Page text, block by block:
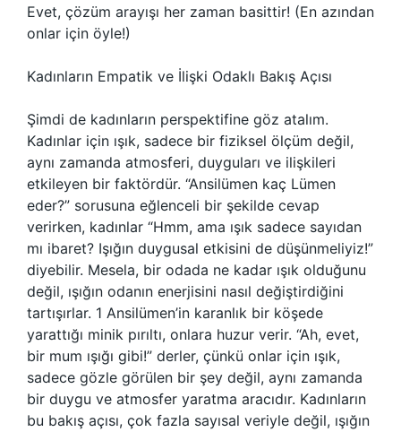
Evet, çözüm arayışı her zaman basittir! (En azından
onlar için öyle!)
Kadınların Empatik ve İlişki Odaklı Bakış Açısı
Şimdi de kadınların perspektifine göz atalım.
Kadınlar için ışık, sadece bir fiziksel ölçüm değil,
aynı zamanda atmosferi, duyguları ve ilişkileri
etkileyen bir faktördür. “Ansilümen kaç Lümen
eder?” sorusuna eğlenceli bir şekilde cevap
verirken, kadınlar “Hmm, ama ışık sadece sayıdan
mı ibaret? Işığın duygusal etkisini de düşünmeliyiz!”
diyebilir. Mesela, bir odada ne kadar ışık olduğunu
değil, ışığın odanın enerjisini nasıl değiştirdiğini
tartışırlar. 1 Ansilümen’in karanlık bir köşede
yarattığı minik pırıltı, onlara huzur verir. “Ah, evet,
bir mum ışığı gibi!” derler, çünkü onlar için ışık,
sadece gözle görülen bir şey değil, aynı zamanda
bir duygu ve atmosfer yaratma aracıdır. Kadınların
bu bakış açısı, çok fazla sayısal veriyle değil, ışığın